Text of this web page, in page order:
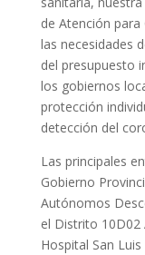
de Atención para
las necesidades
del presupuesto
los gobiernos
protección
detección del
Las principales
Gobierno
Autónomos
el Distrito 10D02
Hospital San